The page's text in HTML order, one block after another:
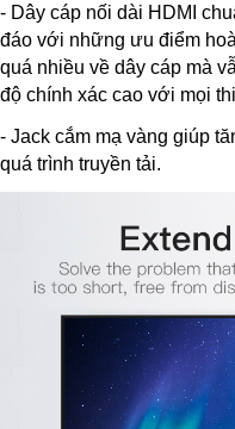
- Dây cáp nối dài HDMI
đáo với những ưu điểm
quá nhiều về dây cáp mà
độ chính xác cao với mọi
- Jack cắm mạ vàng giúp
quá trình truyền tải.